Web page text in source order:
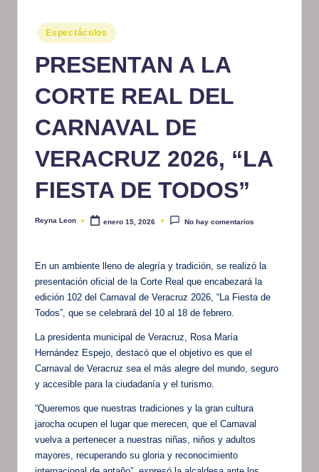
m
at
iv
o
Publicado
en
Espectáculos
PRESENTAN A LA
CORTE REAL DEL
CARNAVAL DE
VERACRUZ 2026, “LA
FIESTA DE TODOS”
Publicado
Reyna Leon enero 15, 2026 No hay comentarios
En un ambiente lleno de alegría y tradición, se realizó la
presentación oficial de la Corte Real que encabezará la
edición 102 del Carnaval de Veracruz 2026, “La Fiesta de
Todos”, que se celebrará del 10 al 18 de febrero.
La presidenta municipal de Veracruz, Rosa María
Hernández Espejo, destacó que el objetivo es que el
Carnaval de Veracruz sea el más alegre del mundo, seguro
y accesible para la ciudadanía y el turismo.
“Queremos que nuestras tradiciones y la gran cultura
jarocha ocupen el lugar que merecen, que el Carnaval
vuelva a pertenecer a nuestras niñas, niños y adultos
mayores, recuperando su gloria y reconocimiento